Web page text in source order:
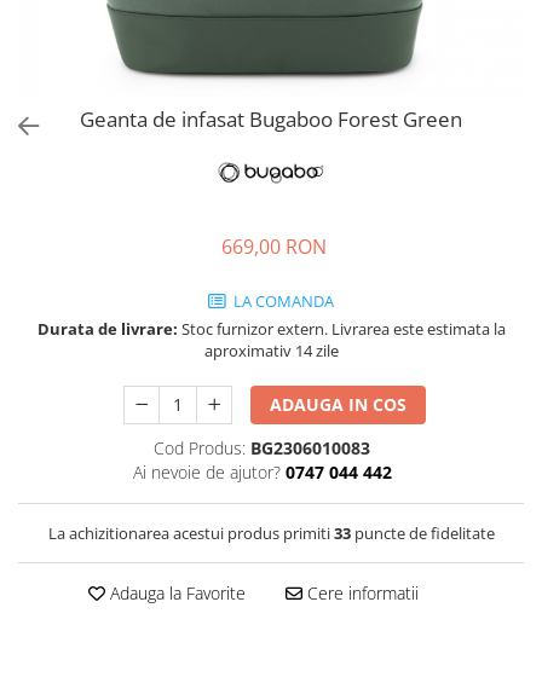
Decoratiuni
Jucarii educative
Figurine jucarii mici
Jucarii electronice
Geanta de infasat Bugaboo Forest Green
669,00 RON
LA COMANDA
Durata de livrare: Stoc furnizor extern. Livrarea este estimata la
aproximativ 14 zile
ADAUGA IN COS
Cod Produs: BG2306010083
Ai nevoie de ajutor? 0747 044 442
La achizitionarea acestui produs primiti33puncte de fidelitate
Adauga la Favorite Cere informatii